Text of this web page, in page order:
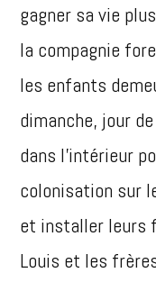
gagner sa vie
la compagnie
les enfants
dimanche, jour
dans l’intérieur
colonisation sur
et installer leurs
Louis et les